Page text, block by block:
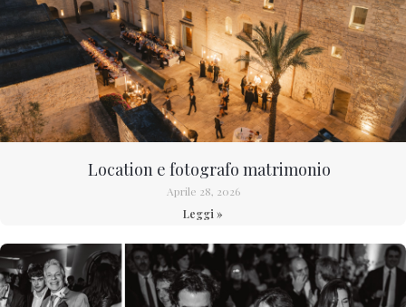
Location e fotografo matrimonio
Aprile 28, 2026
Leggi »